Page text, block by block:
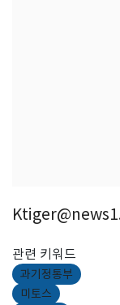
관련 키워드
과기정통부
미토스